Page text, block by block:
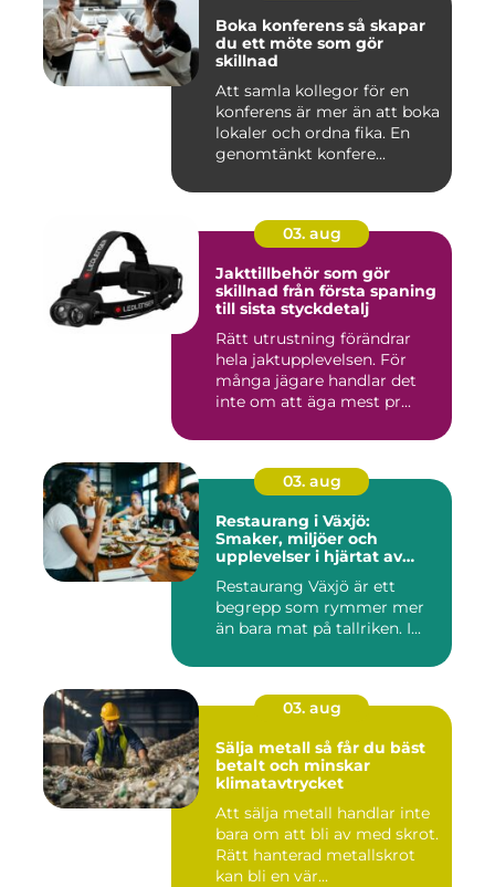
Boka konferens så skapar
du ett möte som gör
skillnad
Att samla kollegor för en
konferens är mer än att boka
lokaler och ordna fika. En
genomtänkt konfere...
03. aug
Jakttillbehör som gör
skillnad från första spaning
till sista styckdetalj
Rätt utrustning förändrar
hela jaktupplevelsen. För
många jägare handlar det
inte om att äga mest pr...
03. aug
Restaurang i Växjö:
Smaker, miljöer och
upplevelser i hjärtat av
Restaurang Växjö är ett
begrepp som rymmer mer
än bara mat på tallriken. I...
03. aug
Sälja metall så får du bäst
betalt och minskar
klimatavtrycket
Att sälja metall handlar inte
bara om att bli av med skrot.
Rätt hanterad metallskrot
kan bli en vär...